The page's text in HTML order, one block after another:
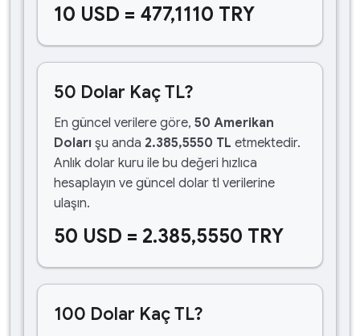
10 USD = 477,1110 TRY
50 Dolar Kaç TL?
En güncel verilere göre, 50 Amerikan
Doları şu anda 2.385,5550 TL etmektedir.
Anlık dolar kuru ile bu değeri hızlıca
hesaplayın ve güncel dolar tl verilerine
ulaşın.
50 USD = 2.385,5550 TRY
100 Dolar Kaç TL?